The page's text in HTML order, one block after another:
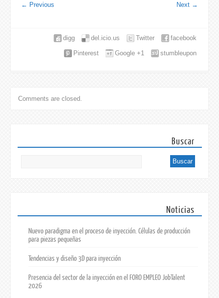
← Previous Next →
facebook
Twitter
del.icio.us
digg
stumbleupon
Google +1
Pinterest
Comments are closed.
Buscar
Noticias
Nuevo paradigma en el proceso de inyección. Células de producción
para piezas pequeñas
Tendencias y diseño 3D para inyección
Presencia del sector de la inyección en el FORO EMPLEO JobTalent
2026